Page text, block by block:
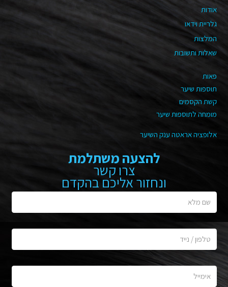
אודות
גלריית וידאו
המלצות
שאלות ותשובות
פאות
תוספות שיער
קשת הקסמים
מומחה לתוספות שיער
אלופציה אראטה ענק השיער
להצעה משתלמת
צרו קשר
ונחזור אליכם בהקדם